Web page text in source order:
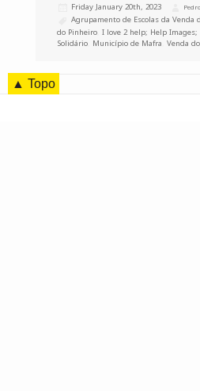
Posted
Friday January 20th, 2023 Author
Tags
Agrupamento de Escolas da Venda
do Pinheiro ,I love 2 help; Help
Solidário Município de Mafra ,Venda
▲ Topo